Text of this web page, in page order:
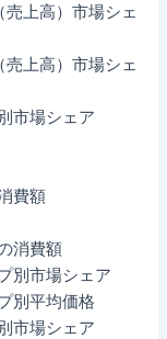
上高）市場シェ
上高）市場シェ
市場シェア
費額
消費額
別市場シェア
別平均価格
市場シェア